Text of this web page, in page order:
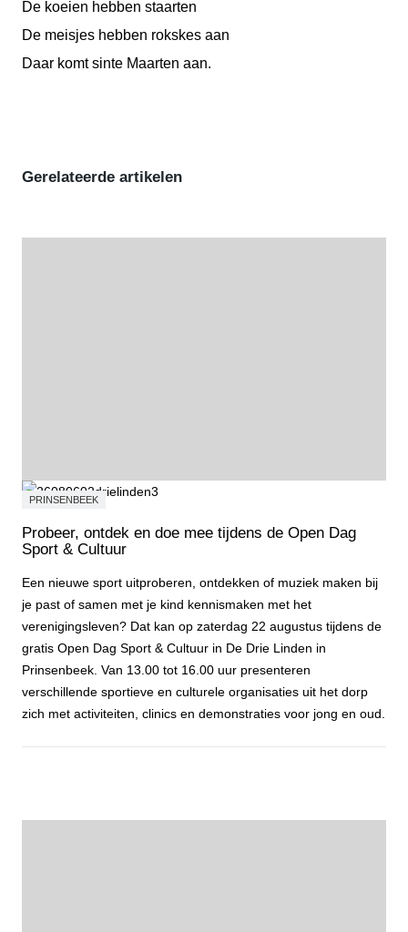
De koeien hebben staarten
De meisjes hebben rokskes aan
Daar komt sinte Maarten aan.
Gerelateerde artikelen
PRINSENBEEK
Probeer, ontdek en doe mee tijdens de Open Dag
Sport & Cultuur
Een nieuwe sport uitproberen, ontdekken of muziek maken bij
je past of samen met je kind kennismaken met het
verenigingsleven? Dat kan op zaterdag 22 augustus tijdens de
gratis Open Dag Sport & Cultuur in De Drie Linden in
Prinsenbeek. Van 13.00 tot 16.00 uur presenteren
verschillende sportieve en culturele organisaties uit het dorp
zich met activiteiten, clinics en demonstraties voor jong en oud.